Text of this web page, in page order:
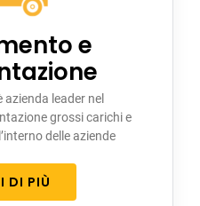
e
leader nel
grossi carichi e
delle aziende
DI PIÙ